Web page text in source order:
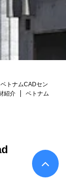
ベトナムCADセン
紹介
ベトナム